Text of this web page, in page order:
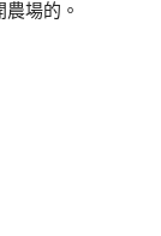
場的。